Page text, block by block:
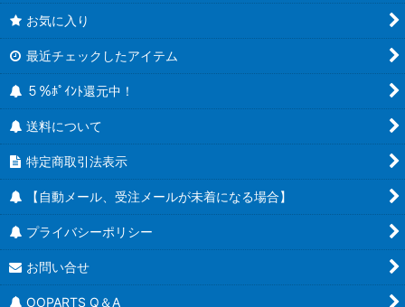
お気に入り
最近チェックしたアイテム
５％ﾎﾟｲﾝﾄ還元中！
送料について
特定商取引法表示
【自動メール、受注メールが未着になる場合】
プライバシーポリシー
お問い合せ
OOPARTS Q＆A